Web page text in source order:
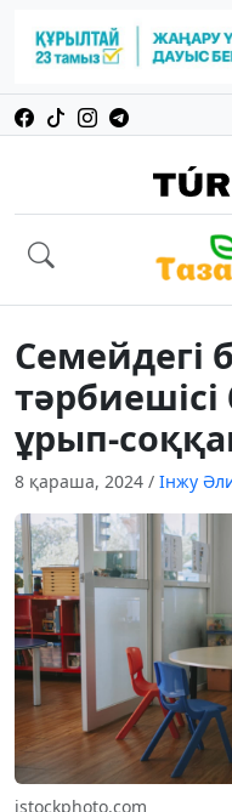
Семейдегі
ұрып-
8 қараша, 2024 / Інжу
istockphoto.com